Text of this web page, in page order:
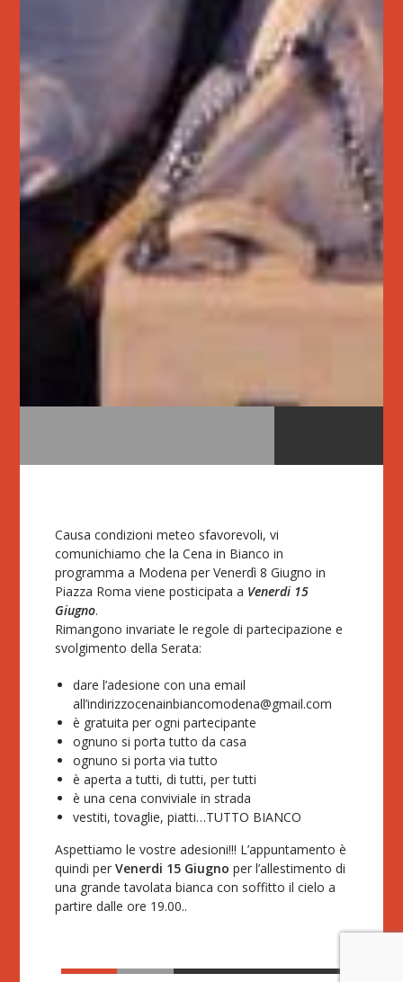
Causa condizioni meteo sfavorevoli, vi
comunichiamo che la Cena in Bianco in
programma a Modena per Venerdì 8 Giugno in
Piazza Roma viene posticipata a Venerdi 15
Giugno.
Rimangono invariate le regole di partecipazione e
svolgimento della Serata:
dare l’adesione con una email
all’indirizzocenainbiancomodena@gmail.com
è gratuita per ogni partecipante
ognuno si porta tutto da casa
ognuno si porta via tutto
è aperta a tutti, di tutti, per tutti
è una cena conviviale in strada
vestiti, tovaglie, piatti…TUTTO BIANCO
Aspettiamo le vostre adesioni!!! L’appuntamento è
quindi perVenerdi 15 Giugno per l’allestimento di
una grande tavolata bianca con soffitto il cielo a
partire dalle ore 19.00..